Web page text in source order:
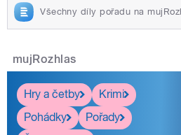
Všechny díly pořadu na
mujRozhlas
Hry a četby
Krimi
Pohádky
Pořady